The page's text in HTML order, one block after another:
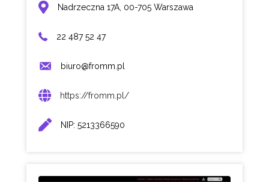
Nadrzeczna 17A, 00-705 Warszawa
22 487 52 47
biuro@fromm.pl
https://fromm.pl/
NIP: 5213366590